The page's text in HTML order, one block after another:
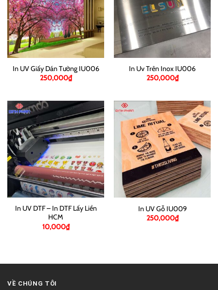
In UV Giấy Dán Tường IU006
250,000₫
In Uv Trên Inox IU006
250,000₫
In UV DTF – In DTF Lấy Liền
HCM
10,000₫
In UV Gỗ IU009
250,000₫
VỀ CHÚNG TÔI